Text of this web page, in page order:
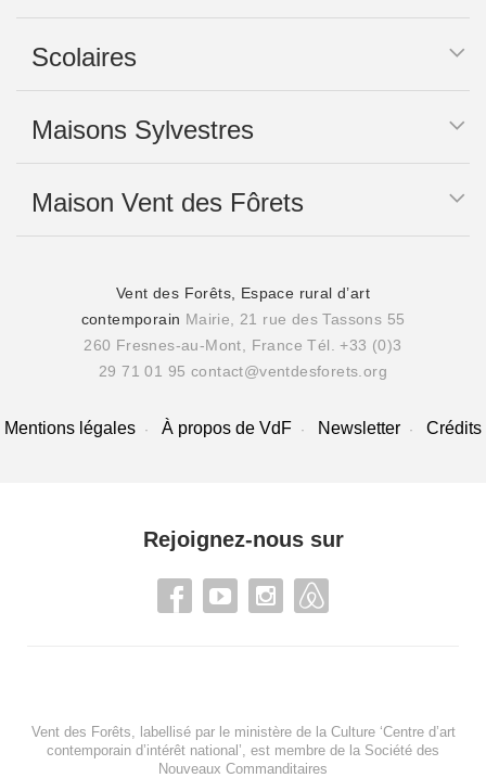
Scolaires
Maisons Sylvestres
Maison Vent des Fôrets
Vent des Forêts, Espace rural d’art
contemporain Mairie, 21 rue des Tassons 55
260 Fresnes-au-Mont, France Tél. +33 (0)3
29 71 01 95 contact@ventdesforets.org
Mentions légales À propos de VdF Newsletter Crédits
Rejoignez-nous sur
Vent des Forêts, labellisé par le ministère de la Culture ‘Centre d’art
contemporain d’intérêt national’, est membre de la Société des
Nouveaux Commanditaires